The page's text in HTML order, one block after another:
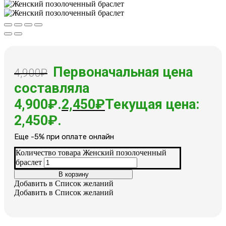
4,900₽ Первоначальная цена
составляла
4,900₽.2,450₽Текущая цена:
2,450₽.
Еще -5% при оплате онлайн
Количество товара Женский позолоченный
браслет
В корзину
Добавить в Список желаний
Добавить в Список желаний